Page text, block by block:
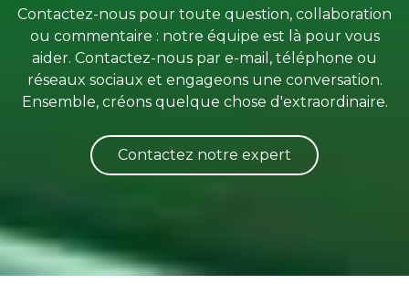
Contactez-nous pour toute question, collaboration
ou commentaire : notre équipe est là pour vous
aider. Contactez-nous par e-mail, téléphone ou
réseaux sociaux et engageons une conversation.
Ensemble, créons quelque chose d'extraordinaire.
Contactez notre expert